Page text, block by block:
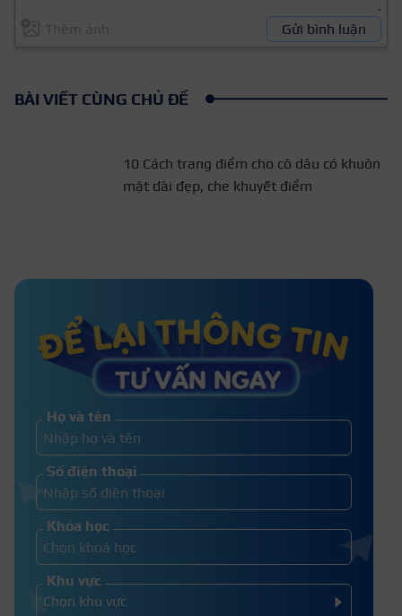
Gửi bình luận
BÀI VIẾT CÙNG CHỦ ĐỀ
dâu có khuôn mặt dài đẹp, che
khuyết điểm
Top 8 tone makeup kỷ yếu đẹp và
xu hướng hiện nay
nguyên liệu tự nhiên cực đơn giản
Họ và tên
Số điện thoại
Khóa học
Khu vực